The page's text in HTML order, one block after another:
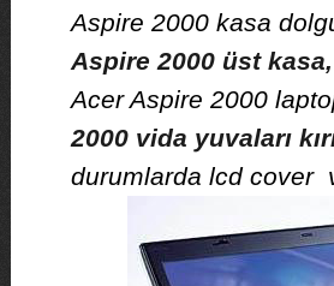
Aspire 2000 kasa
Aspire 2000 üst
Acer Aspire 2000
2000 vida yuvaları
durumlarda lcd cover